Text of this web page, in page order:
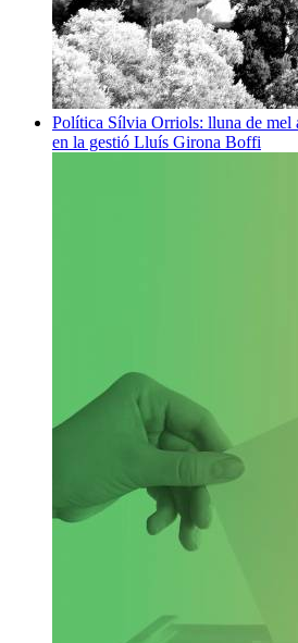
Política Sílvia Orriols: lluna de mel
en la gestió Lluís Girona Boffi